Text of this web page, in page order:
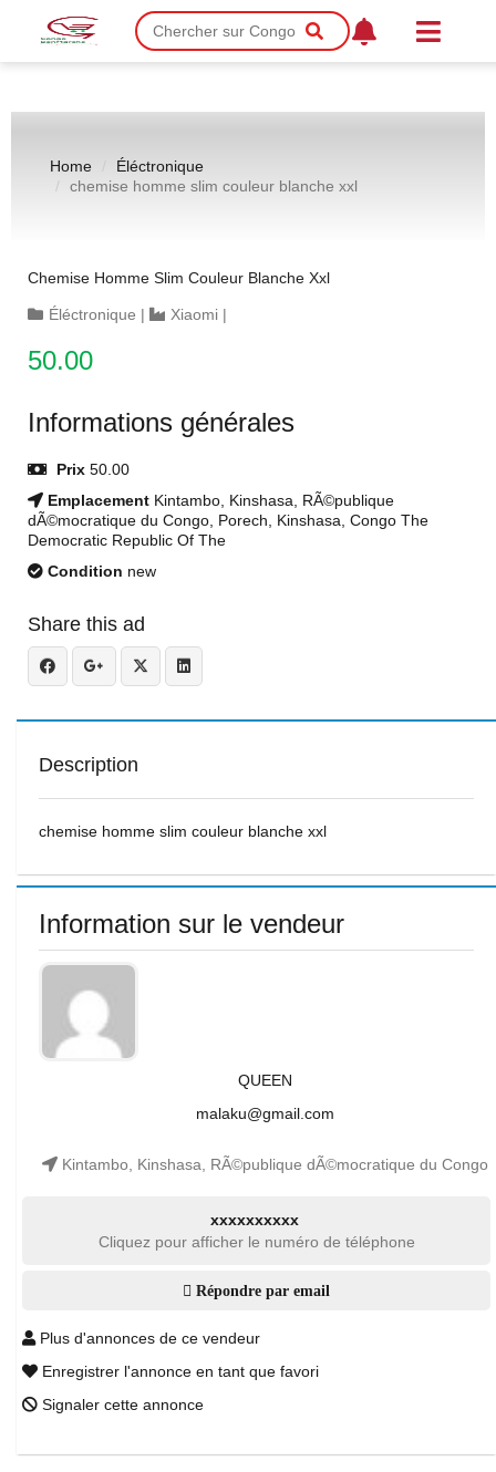
Home
Éléctronique
chemise homme slim couleur blanche xxl
Chemise Homme Slim Couleur Blanche Xxl
Éléctronique | Xiaomi |
50.00
Informations générales
Prix 50.00
Emplacement Kintambo, Kinshasa, RÃ©publique
dÃ©mocratique du Congo, Porech, Kinshasa, Congo The
Democratic Republic Of The
Condition new
Share this ad
Description
chemise homme slim couleur blanche xxl
Information sur le vendeur
QUEEN
malaku@gmail.com
Kintambo, Kinshasa, RÃ©publique dÃ©mocratique du Congo
xxxxxxxxxx
Cliquez pour afficher le numéro de téléphone
Répondre par email
Plus d'annonces de ce vendeur
Enregistrer l'annonce en tant que favori
Signaler cette annonce